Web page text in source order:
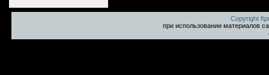
Copyright
при использовании материалов